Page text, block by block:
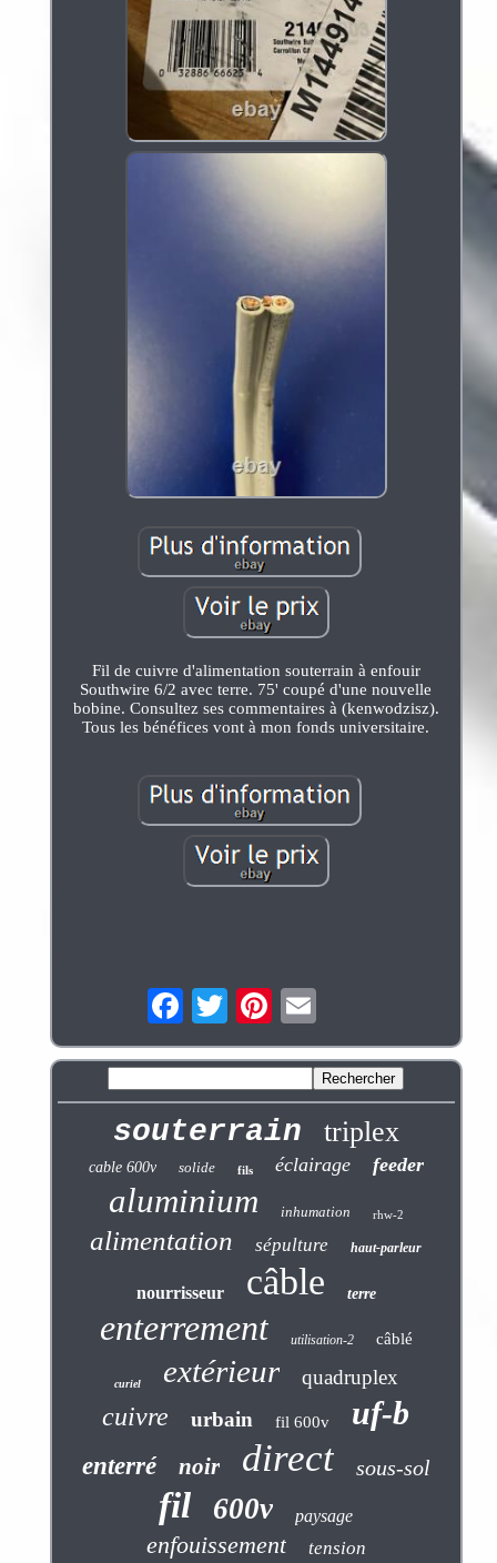
Fil de cuivre d'alimentation souterrain à enfouir
Southwire 6/2 avec terre. 75' coupé d'une nouvelle
bobine. Consultez ses commentaires à (kenwodzisz).
Tous les bénéfices vont à mon fonds universitaire.
souterrain triplex
cable 600v solide fils éclairage feeder
aluminium inhumation rhw-2
alimentation sépulture haut-parleur
nourrisseur câble terre
enterrement utilisation-2 câblé
curiel extérieur quadruplex
cuivre urbain fil 600v uf-b
enterré noir direct sous-sol
fil 600v paysage
enfouissement tension